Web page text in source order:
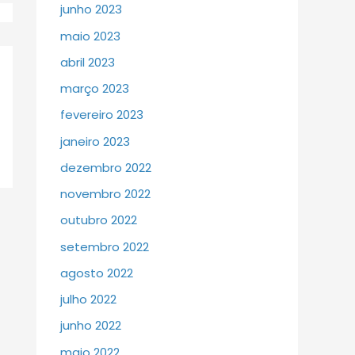
junho 2023
maio 2023
abril 2023
março 2023
fevereiro 2023
janeiro 2023
dezembro 2022
novembro 2022
outubro 2022
setembro 2022
agosto 2022
julho 2022
junho 2022